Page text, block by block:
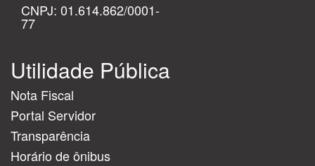
CNPJ: 01.614.862/0001-
77
Utilidade Pública
Nota Fiscal
Portal Servidor
Transparência
Horário de ônibus